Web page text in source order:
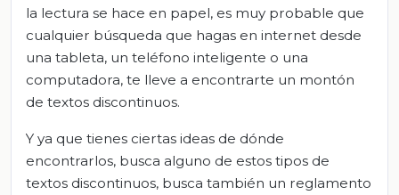
la lectura se hace en papel, es muy probable que
cualquier búsqueda que hagas en internet desde
una tableta, un teléfono inteligente o una
computadora, te lleve a encontrarte un montón
de textos discontinuos.
Y ya que tienes ciertas ideas de dónde
encontrarlos, busca alguno de estos tipos de
textos discontinuos, busca también un reglamento